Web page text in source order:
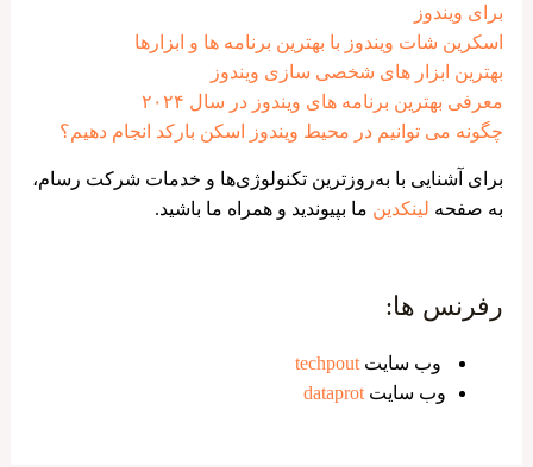
برای ویندوز
اسکرین شات ویندوز با بهترین برنامه ها و ابزارها
بهترین ابزار های شخصی سازی ویندوز
معرفی بهترین برنامه های ویندوز در سال ۲۰۲۴
چگونه می توانیم در محیط ویندوز اسکن بارکد انجام دهیم؟
برای آشنایی با به‌روزترین تکنولوژی‌ها و خدمات شرکت رسام،
به صفحه لینکدین ما بپیوندید و همراه ما باشید.
رفرنس ها:
وب سایت techpout
وب سایت dataprot